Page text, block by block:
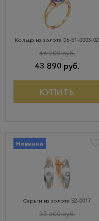
Кольцо из золота 06-51-0003-02
43 890 руб.
46 200 руб.
КУПИТЬ
Новинка
Серьги из золота 52-0017
33 600 руб.